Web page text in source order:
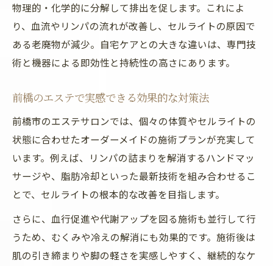
痩身エステの実力で理想の脚を手に入れる
痩身エステで得られる脚痩せ効果とは
セルライト除去に強いエステの特長解説
脂肪冷却やクラッシュの違いを比較
エステ施術後の生活で気をつけるポイント
物理的・化学的に分解して排出を促します。これによ
り、血流やリンパの流れが改善し、セルライトの原因で
ある老廃物が減少。自宅ケアとの大きな違いは、専門技
術と機器による即効性と持続性の高さにあります。
前橋のエステで実感できる効果的な対策法
前橋市のエステサロンでは、個々の体質やセルライトの
状態に合わせたオーダーメイドの施術プランが充実して
います。例えば、リンパの詰まりを解消するハンドマッ
サージや、脂肪冷却といった最新技術を組み合わせるこ
とで、セルライトの根本的な改善を目指します。
さらに、血行促進や代謝アップを図る施術も並行して行
うため、むくみや冷えの解消にも効果的です。施術後は
肌の引き締まりや脚の軽さを実感しやすく、継続的なケ